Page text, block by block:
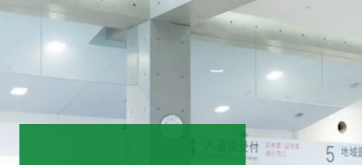
当院について
医療関係者の方へ
福島県立医科大学 会津診療セン